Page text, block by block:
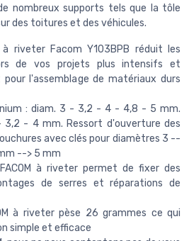
nombreux supports tels que la tôle
des toitures et des véhicules.
à riveter Facom Y103BPB réduit les
de vos projets plus intensifs et
l'assemblage de matériaux durs
: diam. 3 - 3,2 - 4 - 4,8 - 5 mm.
3,2 - 4 mm. Ressort d'ouverture des
avec clés pour diamètres 3 --
--> 5 mm
à riveter permet de fixer des
de serres et réparations de
à riveter pèse 26 grammes ce qui
simple et efficace